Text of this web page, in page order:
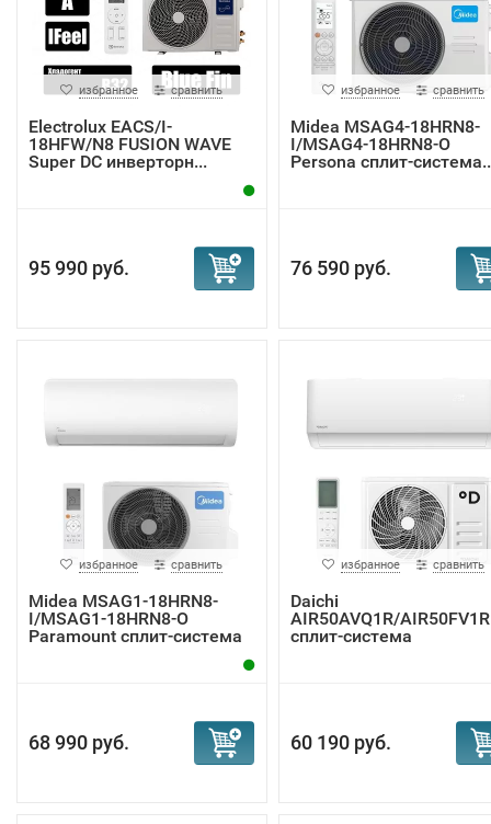
избранное сравнить
Electrolux EACS/I-
18HFW/N8 FUSION WAVE
Super DC инверторн...
95 990 руб.
избранное сравнить
Midea MSAG4-18HRN8-
I/MSAG4-18HRN8-O
Persona сплит-
76 590 руб.
избранное сравнить
Midea MSAG1-18HRN8-
I/MSAG1-18HRN8-O
Paramount сплит-система
68 990 руб.
избранное сравнить
Daichi
AIR50AVQ1R/AIR50FV1R
сплит-система
60 190 руб.